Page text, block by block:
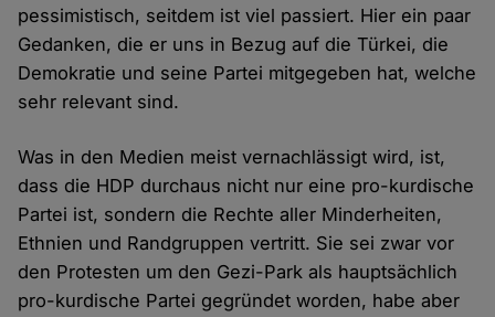
pessimistisch, seitdem ist viel passiert. Hier ein paar
Gedanken, die er uns in Bezug auf die Türkei, die
Demokratie und seine Partei mitgegeben hat, welche
sehr relevant sind.
Was in den Medien meist vernachlässigt wird, ist,
dass die HDP durchaus nicht nur eine pro-kurdische
Partei ist, sondern die Rechte aller Minderheiten,
Ethnien und Randgruppen vertritt. Sie sei zwar vor
den Protesten um den Gezi-Park als hauptsächlich
pro-kurdische Partei gegründet worden, habe aber